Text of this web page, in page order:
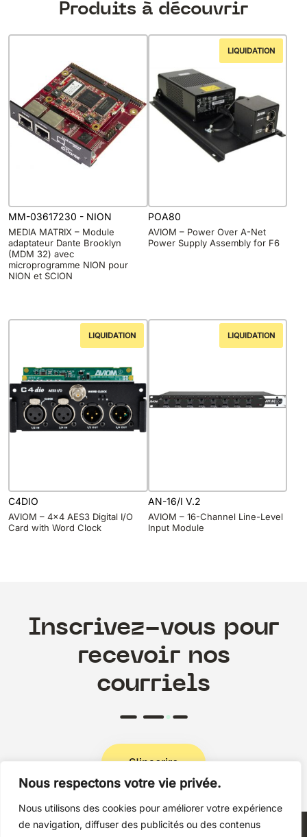
Nous respectons votre vie privée.
Nous utilisons des cookies pour améliorer votre expérience
de navigation, diffuser des publicités ou des contenus
Produits à découvrir
MM-03617230 - NION
MEDIA MATRIX – Module
adaptateur Dante Brooklyn
(MDM 32) avec
microprogramme NION pour
NION et SCION
LIQUIDATION
POA80
AVIOM – Power Over A-Net
Power Supply Assembly for F6
LIQUIDATION
C4DIO
AVIOM – 4×4 AES3 Digital I/O
Card with Word Clock
LIQUIDATION
AN-16/I V.2
AVIOM – 16-Channel Line-Level
Input Module
Inscrivez-vous pour
recevoir nos
courriels
S'inscrire
Politique de confidentialité